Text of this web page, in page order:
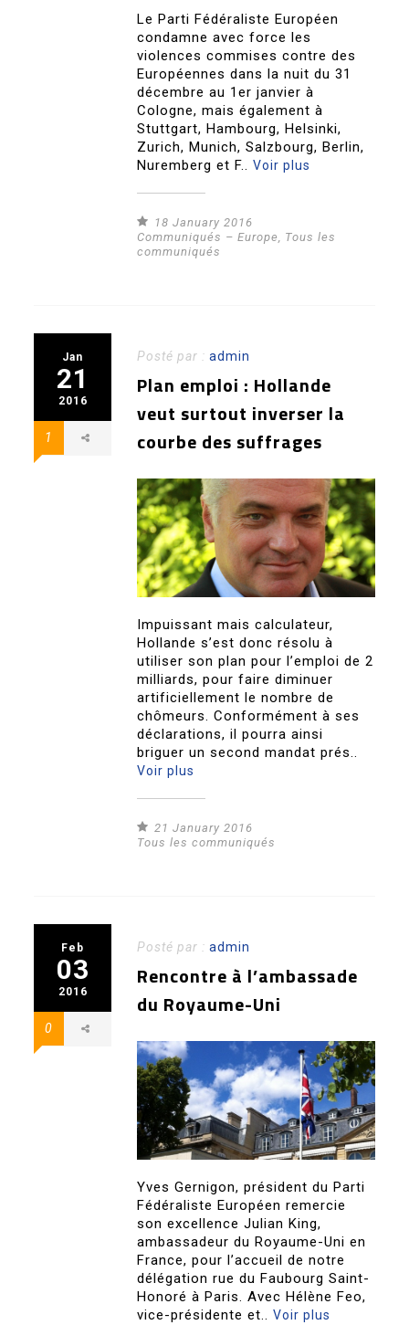
Le Parti Fédéraliste Européen
condamne avec force les
violences commises contre des
Européennes dans la nuit du 31
décembre au 1er janvier à
Cologne, mais également à
Stuttgart, Hambourg, Helsinki,
Zurich, Munich, Salzbourg, Berlin,
Nuremberg et F..Voir plus
18 January 2016
Communiqués – Europe
Tous les
communiqués
Jan
21
2016
1
Posté par :admin
Plan emploi : Hollande
veut surtout inverser la
courbe des suffrages
Impuissant mais calculateur,
Hollande s’est donc résolu à
utiliser son plan pour l’emploi de 2
milliards, pour faire diminuer
artificiellement le nombre de
chômeurs. Conformément à ses
déclarations, il pourra ainsi
briguer un second mandat prés..
Voir plus
21 January 2016
Tous les communiqués
Feb
03
2016
0
Posté par :admin
Rencontre à l’ambassade
du Royaume-Uni
Yves Gernigon, président du Parti
Fédéraliste Européen remercie
son excellence Julian King,
ambassadeur du Royaume-Uni en
France, pour l’accueil de notre
délégation rue du Faubourg Saint-
Honoré à Paris. Avec Hélène Feo,
vice-présidente et..Voir plus